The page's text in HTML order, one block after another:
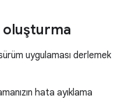
oluşturma
uygulaması derlemek
hata ayıklama